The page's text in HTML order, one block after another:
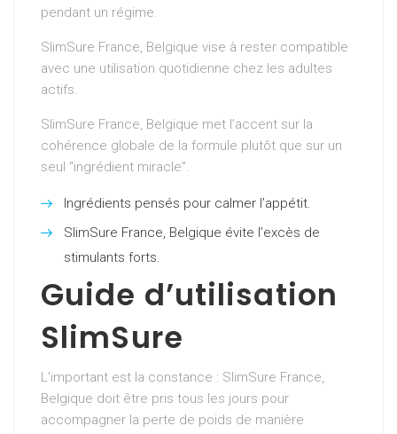
pendant un régime.
SlimSure France, Belgique vise à rester compatible
avec une utilisation quotidienne chez les adultes
actifs.
SlimSure France, Belgique met l’accent sur la
cohérence globale de la formule plutôt que sur un
seul “ingrédient miracle”.
Ingrédients pensés pour calmer l’appétit.
SlimSure France, Belgique évite l’excès de
stimulants forts.
Guide d’utilisation
SlimSure
L’important est la constance : SlimSure France,
Belgique doit être pris tous les jours pour
accompagner la perte de poids de manière